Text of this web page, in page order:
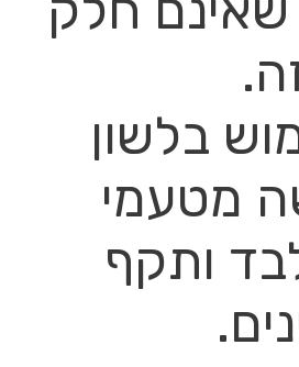
בלשון
מטעמי
ותקף